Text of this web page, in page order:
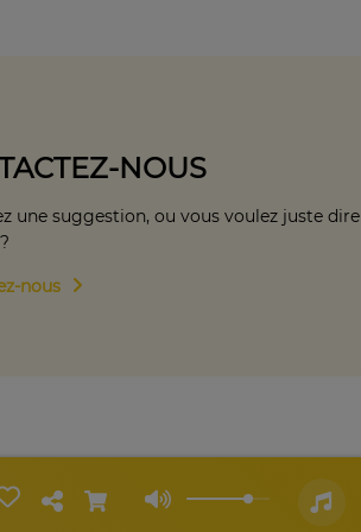
NOUS
une suggestion, ou vous voulez juste dire
nous